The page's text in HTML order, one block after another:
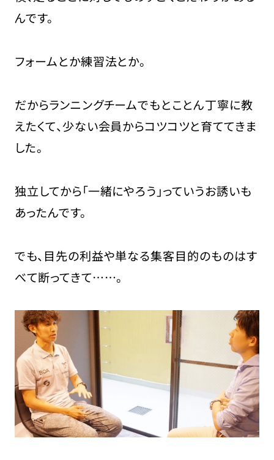
んです。
フォームとか練習法とか。
だからランニングチームでもとことん丁寧に教
えたくて、少ない会員からコツコツと育ててきま
した。
独立してから「一緒にやろう」っていうお誘いも
あったんです。
でも、目先の利益や単なる集客目的のものはす
べて断ってきて……。